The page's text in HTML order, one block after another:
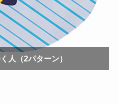
人（2パターン）